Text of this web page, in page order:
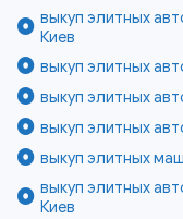
выкуп элитных
Киев
выкуп элитных
выкуп элитных
выкуп элитных
выкуп элитных
выкуп элитных
Киев